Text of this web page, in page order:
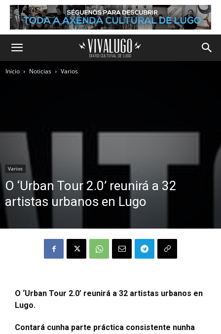
Inicio Noticias Varios
Varios
O ‘Urban Tour 2.0’ reunirá a 32
artistas urbanos en Lugo
O ‘Urban Tour 2.0’ reunirá a 32 artistas urbanos en
Lugo.
Contará cunha parte práctica consistente nunha